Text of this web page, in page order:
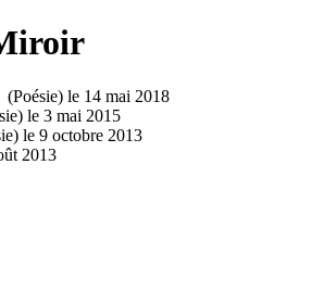
(Poésie) le 14 mai 2018
le 3 mai 2015
le 9 octobre 2013
2013